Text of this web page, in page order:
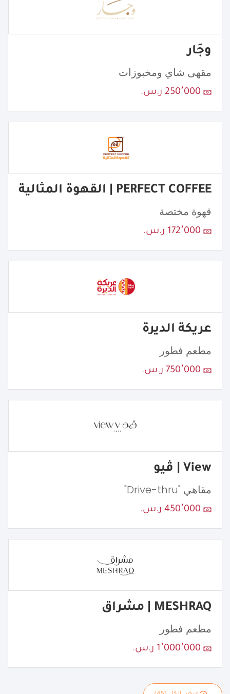
وجَار
مقهى شاي ومخبوزات
250٬000 ر.س.
PERFECT COFFEE | القهوة المثالية
قهوة مختصة
172٬000 ر.س.
عريكة الديرة
مطعم فطور
750٬000 ر.س.
View | ڤيو
مقاهي "Drive-thru"
450٬000 ر.س.
MESHRAQ | مشراق
مطعم فطور
1٬000٬000 ر.س.